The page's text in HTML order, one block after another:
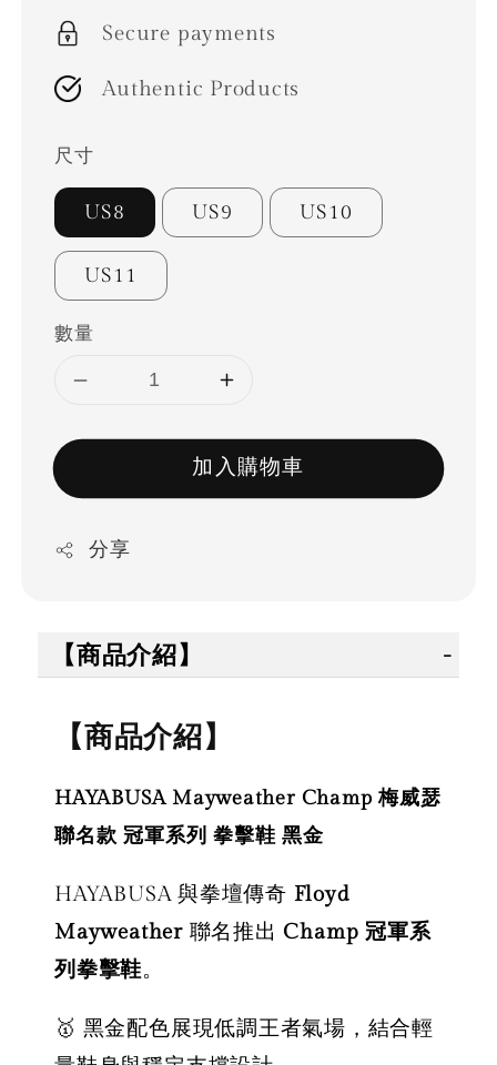
Secure payments
Authentic Products
尺寸
US8 US9 US10
US11
數量
加入購物車
分享
【商品介紹】
【商品介紹】
HAYABUSA Mayweather Champ 梅威瑟
聯名款 冠軍系列 拳擊鞋 黑金
HAYABUSA 與拳壇傳奇 Floyd
Mayweather聯名推出 Champ 冠軍系
列拳擊鞋。
🥇 黑金配色展現低調王者氣場，結合輕